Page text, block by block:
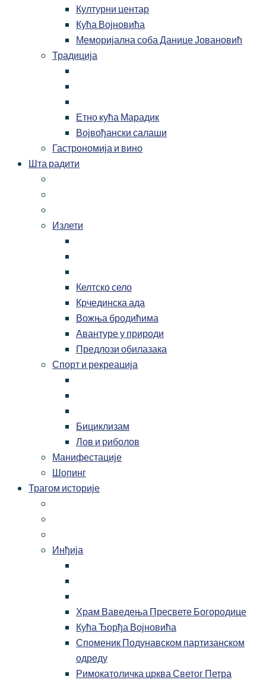
Културни центар
Кућа Војновића
Меморијална соба Данице Јовановић
Традиција
Етно кућа Марадик
Војвођански салаши
Гастрономија и вино
Шта радити
Излети
Келтско село
Крчединска ада
Вожња бродићима
Авантуре у природи
Предлози обилазака
Спорт и рекреација
Бициклизам
Лов и риболов
Манифестације
Шопинг
Трагом историје
Инђија
Храм Ваведења Пресвете Богородице
Кућа Ђорђа Војновића
Споменик Подунавском партизанском
одреду
Римокатоличка црква Светог Петра